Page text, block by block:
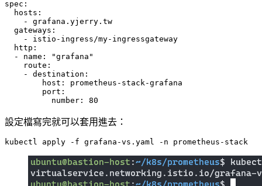
spec :
hosts :
- grafana.yjerry.tw
gateways :
- istio-ingress/my-ingressgateway
http :
- name :
"grafana"
route :
- destination :
host :
prometheus-stack-grafana
port :
number : 80
設定檔寫完就可以套用進去：
kubectl apply -f grafana-vs.yaml -n prometheus-stack